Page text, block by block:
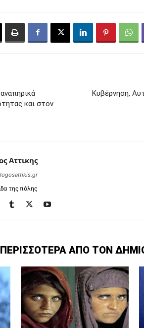
και στον
Κυβέρνηση,
Αττικης
της πόλης
ΠΕΡΙΣΣΟΤΕΡΑ ΑΠΟ ΤΟΝ